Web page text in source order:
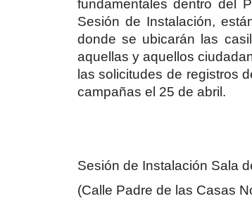
fundamentales dentro del
Sesión de Instalación,
donde se ubicarán las
aquellas y aquellos
las solicitudes de registros
campañas el 25 de abril.
Sesión de Instalación Sala
(Calle Padre de las Casas